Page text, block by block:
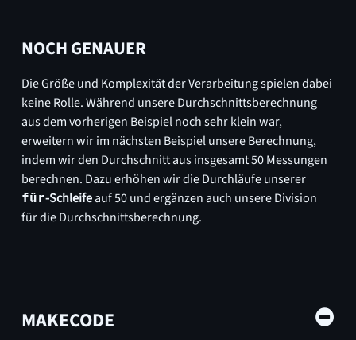
NOCH GENAUER
Die Größe und Komplexität der Verarbeitung spielen dabei
keine Rolle. Während unsere Durchschnittsberechnung
aus dem vorherigen Beispiel noch sehr klein war,
erweitern wir im nächsten Beispiel unsere Berechnung,
indem wir den Durchschnitt aus insgesamt 50 Messungen
berechnen. Dazu erhöhen wir die Durchläufe unserer
für-Schleifeauf 50 und ergänzen auch unsere Division
für die Durchschnittsberechnung.
MAKECODE